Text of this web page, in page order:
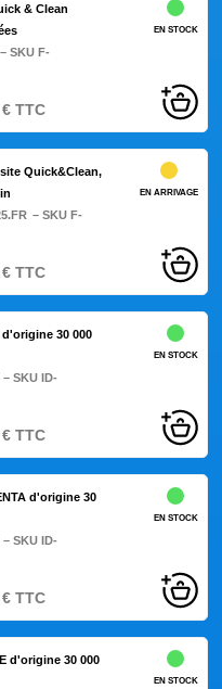
& Clean
– SKU F-
EN STOCK
TTC
Quick&Clean,
– SKU F-
EN ARRIVAGE
TTC
30 000
– SKU ID-
EN STOCK
TTC
d'origine 30
– SKU ID-
EN STOCK
TTC
d'origine 30 000
EN STOCK